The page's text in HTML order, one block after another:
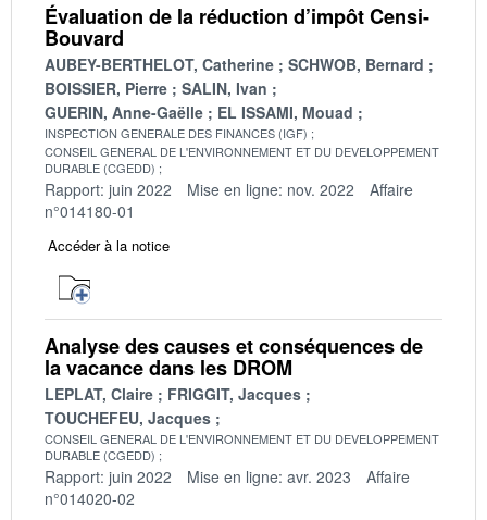
Évaluation de la réduction d’impôt Censi-
Bouvard
AUBEY-BERTHELOT, Catherine
SCHWOB, Bernard
BOISSIER, Pierre
SALIN, Ivan
GUERIN, Anne-Gaëlle
EL ISSAMI, Mouad
INSPECTION GENERALE DES FINANCES (IGF)
CONSEIL GENERAL DE L'ENVIRONNEMENT ET DU DEVELOPPEMENT
DURABLE (CGEDD)
Rapport: juin 2022 Mise en ligne: nov. 2022
Affaire
n°014180-01
Accéder à la notice
Analyse des causes et conséquences de
la vacance dans les DROM
LEPLAT, Claire
FRIGGIT, Jacques
TOUCHEFEU, Jacques
CONSEIL GENERAL DE L'ENVIRONNEMENT ET DU DEVELOPPEMENT
DURABLE (CGEDD)
Rapport: juin 2022 Mise en ligne: avr. 2023
Affaire
n°014020-02